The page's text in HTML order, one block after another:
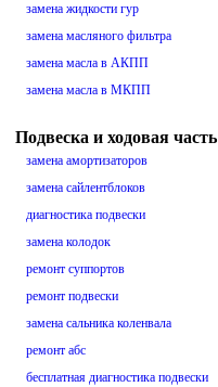
замена жидкости гур
замена масляного фильтра
замена масла в АКПП
замена масла в МКПП
Подвеска и ходовая часть
замена амортизаторов
замена сайлентблоков
диагностика подвески
замена колодок
ремонт суппортов
ремонт подвески
замена сальника коленвала
ремонт абс
бесплатная диагностика подвески